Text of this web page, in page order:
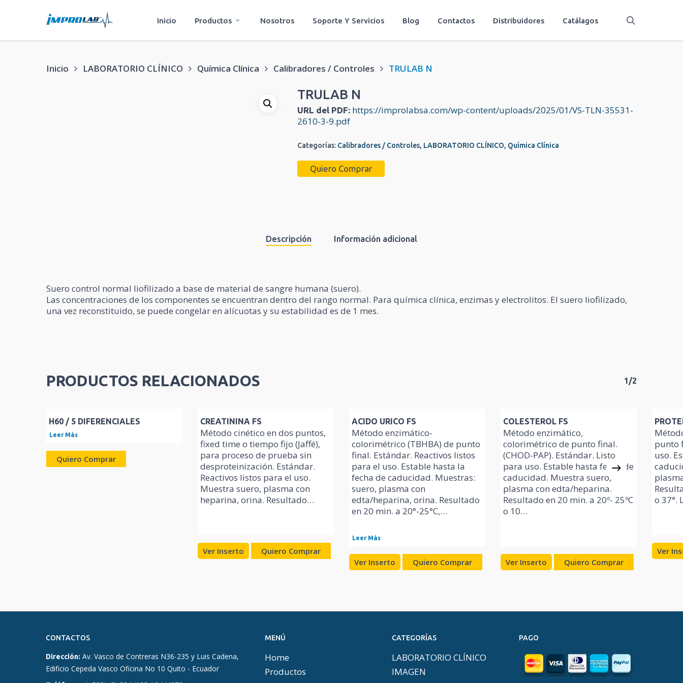
Inicio Productos Nosotros Soporte Y Servicios Blog Contactos Distribuidores Catálagos
Inicio LABORATORIO CLÍNICO Química Clínica Calibradores / Controles TRULAB N
TRULAB N
URL del PDF: https://improlabsa.com/wp-content/uploads/2025/01/VS-TLN-35531-
2610-3-9.pdf
Categorías: Calibradores / Controles, LABORATORIO CLÍNICO, Química Clínica
Quiero Comprar
Descripción Información adicional
Suero control normal liofilizado a base de material de sangre humana (suero).
Las concentraciones de los componentes se encuentran dentro del rango normal. Para química clínica, enzimas y electrolitos. El suero liofilizado,
una vez reconstituido, se puede congelar en alícuotas y su estabilidad es de 1 mes.
PRODUCTOS RELACIONADOS 1/2
H60 / 5 DIFERENCIALES
Leer Más
Quiero Comprar
CREATININA FS
Método cinético en dos puntos,
fixed time o tiempo fijo (Jaffé),
para proceso de prueba sin
desproteinización. Estándar.
Reactivos listos para el uso.
Muestra suero, plasma con
heparina, orina. Resultado…
Ver Inserto Quiero Comprar
ACIDO URICO FS
Método enzimático-
colorimétrico (TBHBA) de punto
final. Estándar. Reactivos listos
para el uso. Estable hasta la
fecha de caducidad. Muestras:
suero, plasma con
edta/heparina, orina. Resultado
en 20 min. a 20°-25°C,…
Leer Más
Ver Inserto Quiero Comprar
COLESTEROL FS
Método enzimático,
colorimétrico de punto final.
(CHOD-PAP). Estándar. Listo
para uso. Estable hasta fecha de
caducidad. Muestra suero,
plasma con edta/heparina.
Resultado en 20 min. a 20º- 25ºC
o 10…
Ver Inserto Quiero Comprar
punto
uso.
o 37°.
Ver
CONTACTOS
Dirección: Av. Vasco de Contreras N36-235 y Luis Cadena,
Edificio Cepeda Vasco Oficina No 10 Quito - Ecuador
MENÚ
Home
Productos
CATEGORÍAS
LABORATORIO CLÍNICO
IMAGEN
PAGO